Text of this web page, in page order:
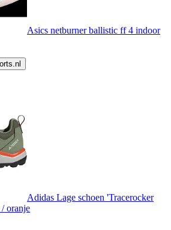
Asics netburner ballistic ff 4 indoor
Adidas Lage schoen 'Tracerocker
oranje